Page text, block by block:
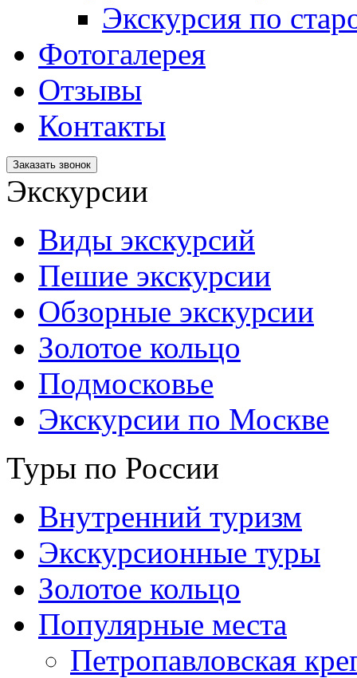
Экскурсия по
Фотогалерея
Отзывы
Контакты
Заказать звонок
Экскурсии
Виды экскурсий
Пешие экскурсии
Обзорные экскурсии
Золотое кольцо
Подмосковье
Экскурсии по Москве
Туры по России
Внутренний туризм
Экскурсионные туры
Золотое кольцо
Популярные места
Петропавловская